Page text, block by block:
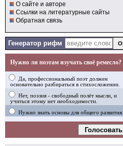
О сайте и авторе
Ссылки на литературные сайты
Обратная связь
Генератор рифм
Нужно ли поэтам изучать своё ремесло?
Да, профессиональный поэт должен
основательно разбираться в стихосложении.
Нет, поэзия - свободный полёт мысли, и
учиться этому нет необходимости.
Нужно знать основы для общего развития.
Голосовать